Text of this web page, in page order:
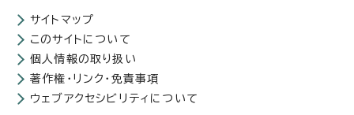
サイトマップ
このサイトについて
個人情報の取り扱い
著作権・リンク・免責事項
ウェブアクセシビリティについて